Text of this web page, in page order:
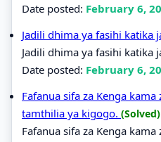
Date posted: February 6,
Jadili dhima ya fasihi katika
Jadili dhima ya fasihi katika
Date posted: February 6,
Fafanua sifa za Kenga
tamthilia ya kigogo. (Solved)
Fafanua sifa za Kenga